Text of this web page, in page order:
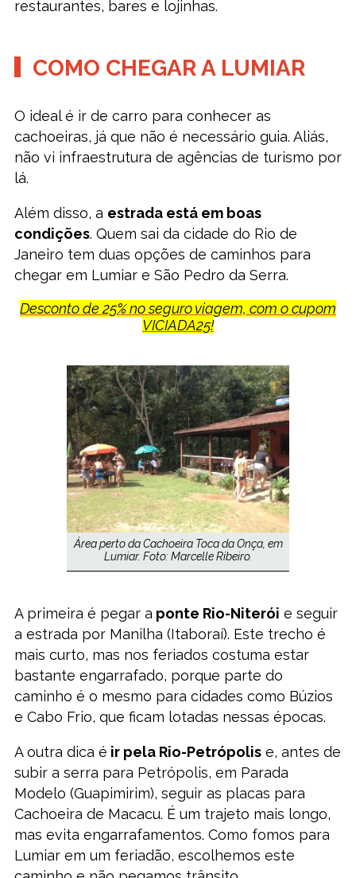
restaurantes, bares e lojinhas.
COMO CHEGAR A LUMIAR
O ideal é ir de carro para conhecer as
cachoeiras, já que não é necessário guia. Aliás,
não vi infraestrutura de agências de turismo por
lá.
Além disso, a estrada está em boas
condições. Quem sai da cidade do Rio de
Janeiro tem duas opções de caminhos para
chegar em Lumiar e São Pedro da Serra.
Desconto de 25% no seguro viagem, com o cupom
VICIADA25!
Área perto da Cachoeira Toca da Onça, em
Lumiar. Foto: Marcelle Ribeiro.
A primeira é pegar a ponte Rio-Niterói e seguir
a estrada por Manilha (Itaboraí). Este trecho é
mais curto, mas nos feriados costuma estar
bastante engarrafado, porque parte do
caminho é o mesmo para cidades como Búzios
e Cabo Frio, que ficam lotadas nessas épocas.
A outra dica é ir pela Rio-Petrópolise, antes de
subir a serra para Petrópolis, em Parada
Modelo (Guapimirim), seguir as placas para
Cachoeira de Macacu. É um trajeto mais longo,
mas evita engarrafamentos. Como fomos para
Lumiar em um feriadão, escolhemos este